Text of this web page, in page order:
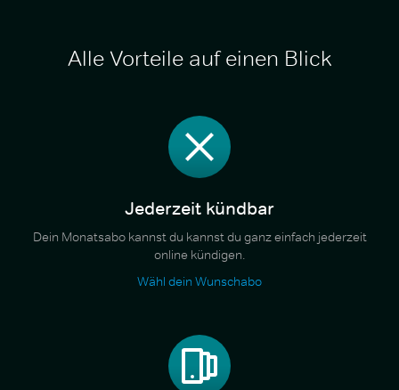
Alle Vorteile auf einen Blick
Jederzeit kündbar
Dein Monatsabo kannst du kannst du ganz einfach jederzeit
online kündigen.
Wähl dein Wunschabo